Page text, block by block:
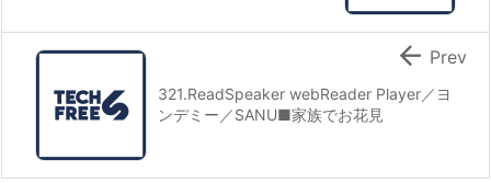
321.ReadSpeaker webReader Player／ヨ
ンデミー／SANU■家族でお花見
 Prev